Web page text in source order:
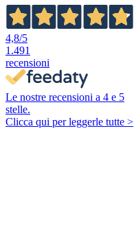
4,8/5
1.491
recensioni
Le nostre recensioni a 4 e 5
stelle.
Clicca qui per leggerle tutte >